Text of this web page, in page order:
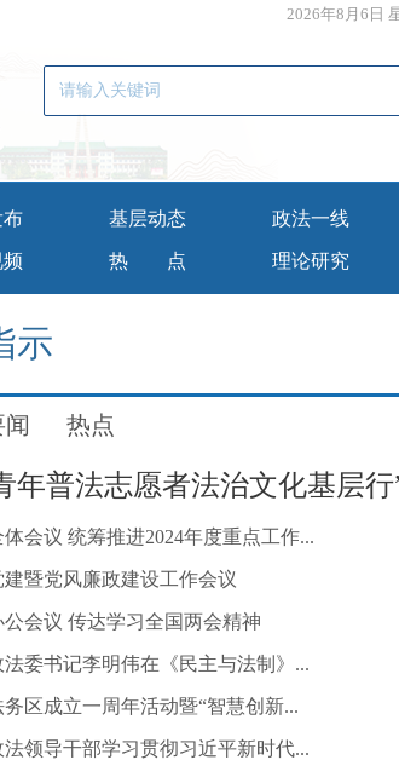
2026年8月6日
基层动态 政法一线
热点 理论研究
示
热点
年普法志愿者法治文化基层行
会议 统筹推进2024年度重点工作...
建暨党风廉政建设工作会议
公会议 传达学习全国两会精神
法委书记李明伟在《民主与法制》...
区成立一周年活动暨“智慧创新...
法领导干部学习贯彻习近平新时代...